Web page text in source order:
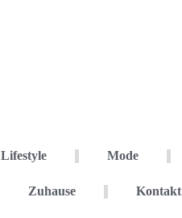
Lifestyle Mode
Zuhause Kontakt